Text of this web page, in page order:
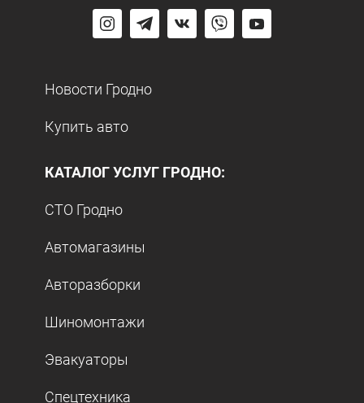
Новости Гродно
Купить авто
КАТАЛОГ УСЛУГ ГРОДНО:
СТО Гродно
Автомагазины
Авторазборки
Шиномонтажи
Эвакуаторы
Спецтехника